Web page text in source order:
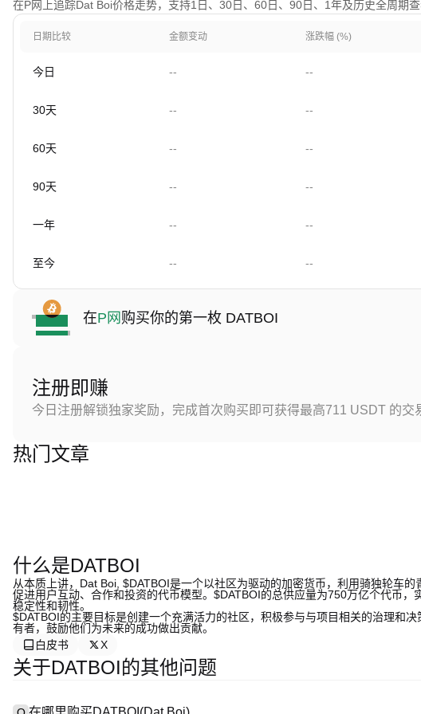
在P网上追踪Dat Boi价格走势，支持1日、30日、60日、90日、1年及历史全周期
日期比较 金额变动 涨跌幅 (%)
今日 -- --
30天 -- --
60天 -- --
90天 -- --
一年 -- --
至今 -- --
在P网 购买你的第一枚 DATBOI
注册即赚
今日注册解锁独家奖励，完成首次购买即可获得最高711 USDT 的交
热门文章
什么是DATBOI
从本质上讲，Dat Boi, $DATBOI是一个以社区为驱动的加密货币，利用骑独轮车
促进用户互动、合作和投资的代币模型。$DATBOI的总供应量为750万亿个代币
稳定性和韧性。
$DATBOI的主要目标是创建一个充满活力的社区，积极参与与项目相关的治理和
有者，鼓励他们为未来的成功做出贡献。
白皮书
X
关于DATBOI的其他问题